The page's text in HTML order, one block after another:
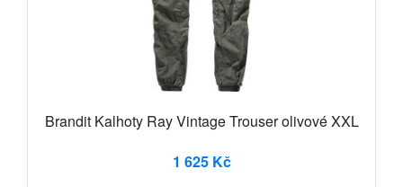
Brandit Kalhoty Ray Vintage Trouser olivové XXL
1 625 Kč